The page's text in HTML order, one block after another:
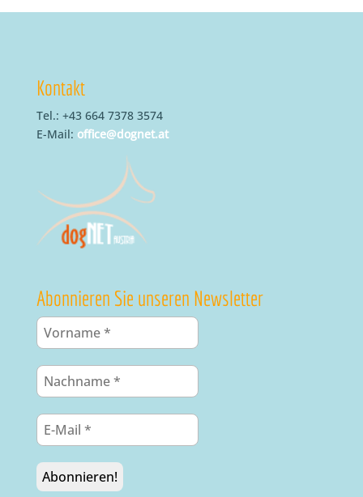
Kontakt
Tel.: +43 664 7378 3574
E-Mail: office@dognet.at
Abonnieren Sie unseren Newsletter